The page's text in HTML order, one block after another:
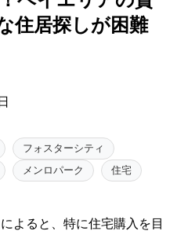
住居探しが困難
フォスターシティ
メンロパーク
住宅
よると、特に住宅購入を目